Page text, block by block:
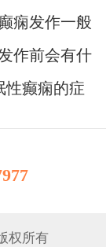
痫发作一般
作前会有什
性癫痫的症
权所有